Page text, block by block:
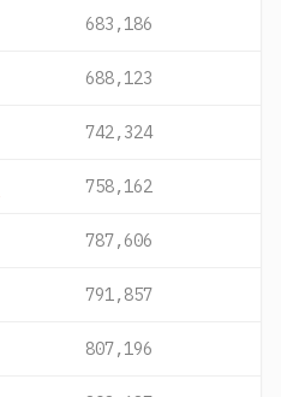
683,186
688,123
742,324
758,162
787,606
791,857
807,196